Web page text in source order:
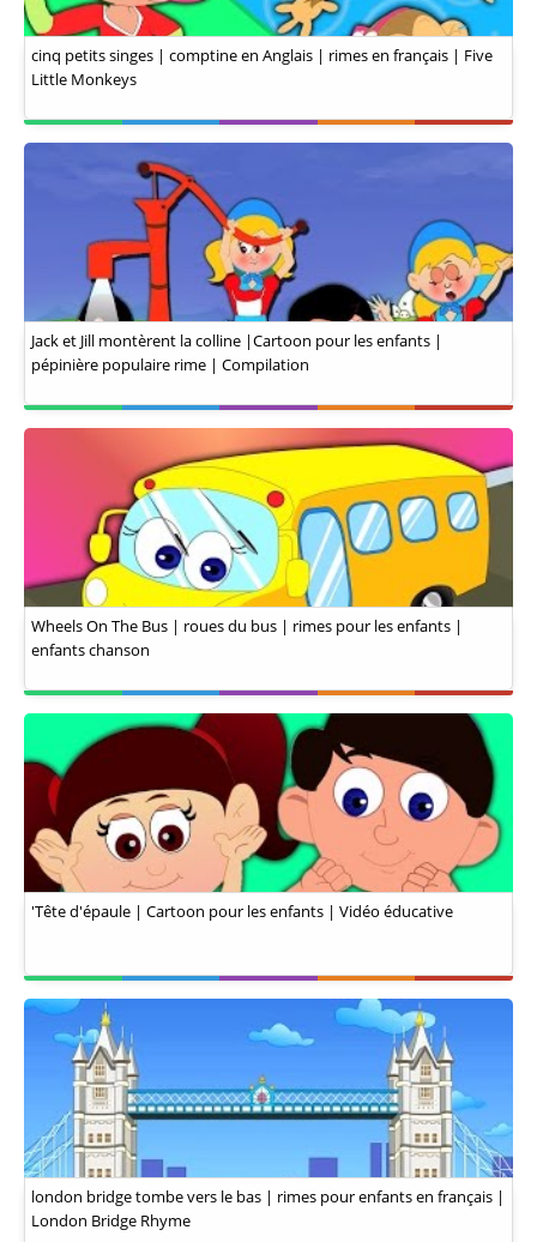
cinq petits singes | comptine en Anglais | rimes en français | Five
Little Monkeys
Jack et Jill montèrent la colline |Cartoon pour les enfants |
pépinière populaire rime | Compilation
Wheels On The Bus | roues du bus | rimes pour les enfants |
enfants chanson
'Tête d'épaule | Cartoon pour les enfants | Vidéo éducative
london bridge tombe vers le bas | rimes pour enfants en français |
London Bridge Rhyme